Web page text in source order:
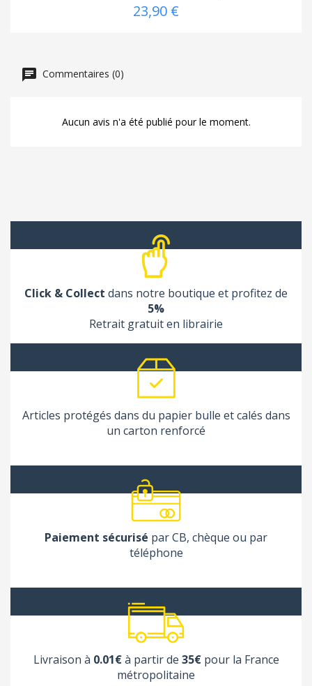
23,90 €
Commentaires (0)
Aucun avis n'a été publié pour le moment.
Click & Collect dans notre boutique et profitez de
5%
Retrait gratuit en librairie
Articles protégés dans du papier bulle et calés dans
un carton renforcé
Paiement sécurisé par CB, chèque ou par
téléphone
Livraison à 0.01€à partir de 35€pour la France
métropolitaine